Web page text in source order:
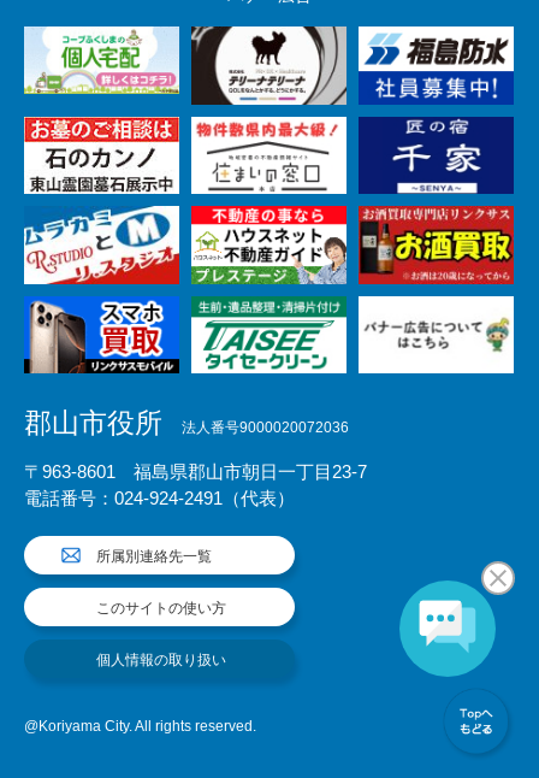
郡山市役所 法人番号9000020072036
〒963-8601 福島県郡山市朝日一丁目23-7
電話番号：024-924-2491（代表）
所属別連絡先一覧
このサイトの使い方
個人情報の取り扱い
@Koriyama City. All rights reserved.